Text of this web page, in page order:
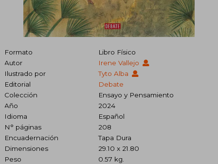
Formato
Libro Físico
Autor
Irene Vallejo
Ilustrado por
Tyto Alba
Editorial
Debate
Colección
Ensayo y Pensamiento
Año
2024
Idioma
Español
N° páginas
208
Encuadernación
Tapa Dura
Dimensiones
29.10 x 21.80
Peso
0.57 kg.